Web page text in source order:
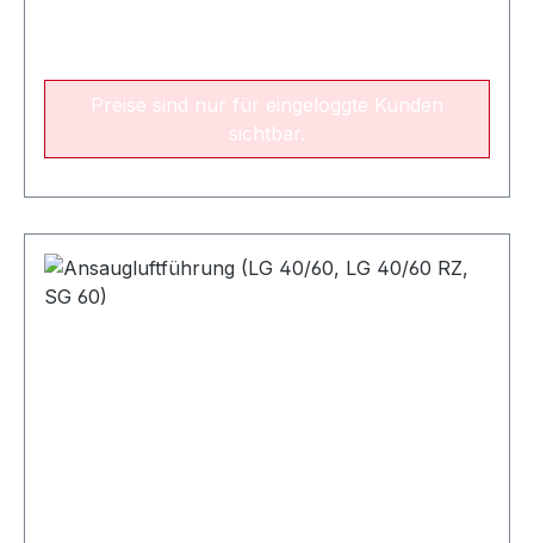
Preise sind nur für eingeloggte Kunden
sichtbar.